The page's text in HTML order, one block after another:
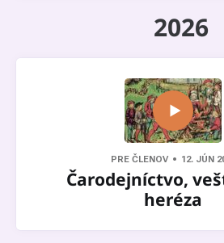
2026
PRE ČLENOV 12. JÚN
Čarodejníctvo,
heréza